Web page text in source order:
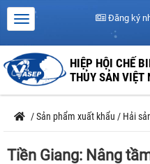
Đăng ký
HIỆP HỘI CHẾ
THỦY SẢN VIỆT
/Sản phẩm xuất khẩu / Hải
Tiền Giang: Nâng